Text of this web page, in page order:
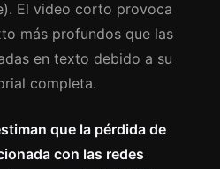
El video corto provoca
más profundos que las
en texto debido a su
completa.
que la pérdida de
con las redes